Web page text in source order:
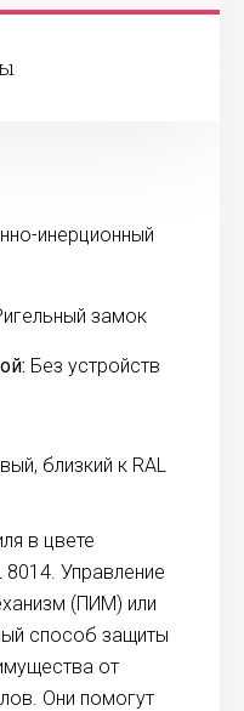
инерционный
замок
Без устройств
близкий к RAL
в цвете
8014. Управление
(ПИМ) или
способ защиты
от
Они помогут